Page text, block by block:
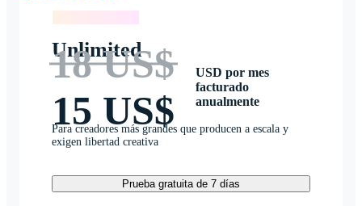
Unlimited
18 US$
15 US$
USD por mes
facturado
anualmente
Para creadores más grandes que producen a escala y
exigen libertad creativa
Prueba gratuita de 7 días